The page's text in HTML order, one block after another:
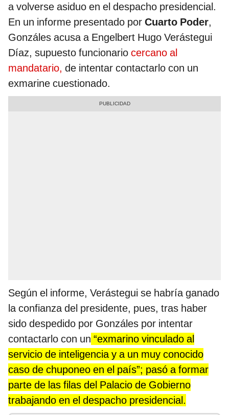
a volverse asiduo en el despacho presidencial.
En un informe presentado por Cuarto Poder,
Gonzáles acusa a Engelbert Hugo Verástegui
Díaz, supuesto funcionario cercano al
mandatario, de intentar contactarlo con un
exmarine cuestionado.
Según el informe, Verástegui se habría ganado
la confianza del presidente, pues, tras haber
sido despedido por Gonzáles por intentar
contactarlo con un “exmarino vinculado al
servicio de inteligencia y a un muy conocido
caso de chuponeo en el país”; pasó a formar
parte de las filas del Palacio de Gobierno
trabajando en el despacho presidencial.